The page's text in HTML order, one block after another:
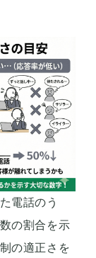
電話のう
の割合を示
の適正さを